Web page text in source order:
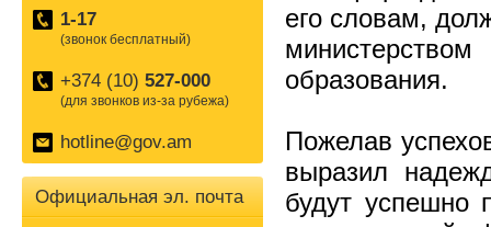
1-17
(звонок бесплатный)
+374 (10) 527-000
(для звонков из-за рубежа)
hotline@gov.am
Официальная эл. почта
его словам,
образования.
Пожелав
выразил
будут успешно